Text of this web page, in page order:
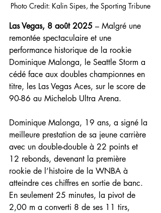
Photo Credit: Kalin Sipes, the Sporting Tribune
Las Vegas, 8 août 2025 – Malgré une
remontée spectaculaire et une
performance historique de la rookie
Dominique Malonga, le Seattle Storm a
cédé face aux doubles championnes en
titre, les Las Vegas Aces, sur le score de
90-86 au Michelob Ultra Arena.
Dominique Malonga, 19 ans, a signé la
meilleure prestation de sa jeune carrière
avec un double-double à 22 points et
12 rebonds, devenant la première
rookie de l’histoire de la WNBA à
atteindre ces chiffres en sortie de banc.
En seulement 25 minutes, la pivot de
2,00 m a converti 8 de ses 11 tirs,